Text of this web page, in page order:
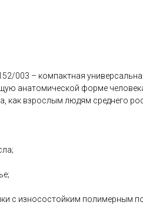
003 – компактная
анатомической форме
как взрослым людям среднего
с износостойким полимерным